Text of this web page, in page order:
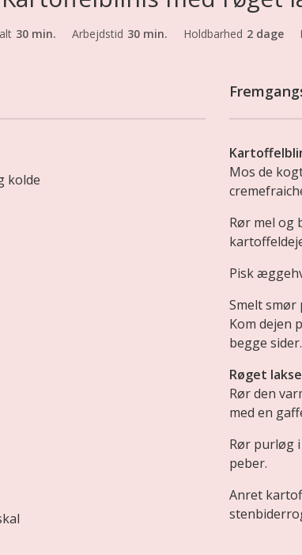
30 min. Arbejdstid 30 min. Holdbarhed 2 dage
kolde
Mos de
Rør mel og
Pisk
Smelt smør
Kom dejen
begge sider.
Røget
Rør den
med en
Rør purløg
peber.
Anret